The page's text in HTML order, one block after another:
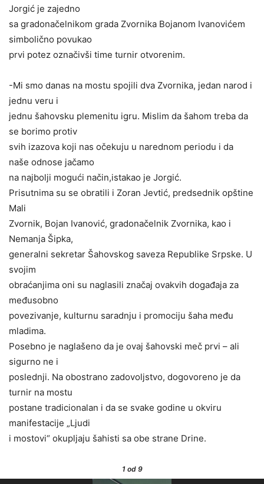
Jorgić je zajedno
sa gradonačelnikom grada Zvornika Bojanom Ivanovićem
simbolično povukao
prvi potez označivši time turnir otvorenim.
-Mi smo danas na mostu spojili dva Zvornika, jedan narod i
jednu veru i
jednu šahovsku plemenitu igru. Mislim da šahom treba da
se borimo protiv
svih izazova koji nas očekuju u narednom periodu i da
naše odnose jačamo
na najbolji mogući način,istakao je Jorgić.
Prisutnima su se obratili i Zoran Jevtić, predsednik opštine
Mali
Zvornik, Bojan Ivanović, gradonačelnik Zvornika, kao i
Nemanja Šipka,
generalni sekretar Šahovskog saveza Republike Srpske. U
svojim
obraćanjima oni su naglasili značaj ovakvih događaja za
međusobno
povezivanje, kulturnu saradnju i promociju šaha među
mladima.
Posebno je naglašeno da je ovaj šahovski meč prvi – ali
sigurno ne i
poslednji. Na obostrano zadovoljstvo, dogovoreno je da
turnir na mostu
postane tradicionalan i da se svake godine u okviru
manifestacije „Ljudi
i mostovi“ okupljaju šahisti sa obe strane Drine.
1od 9